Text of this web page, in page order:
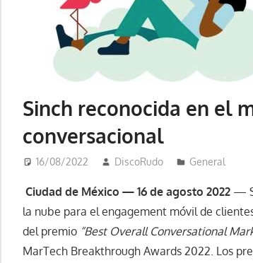
Sinch reconocida en el
conversacional
16/08/2022 DiscoRudo General
Ciudad de México — 16 de agosto 2022 —
la nube para el engagement móvil de
del premio “Best Overall Conversational
MarTech Breakthrough Awards 2022. Los